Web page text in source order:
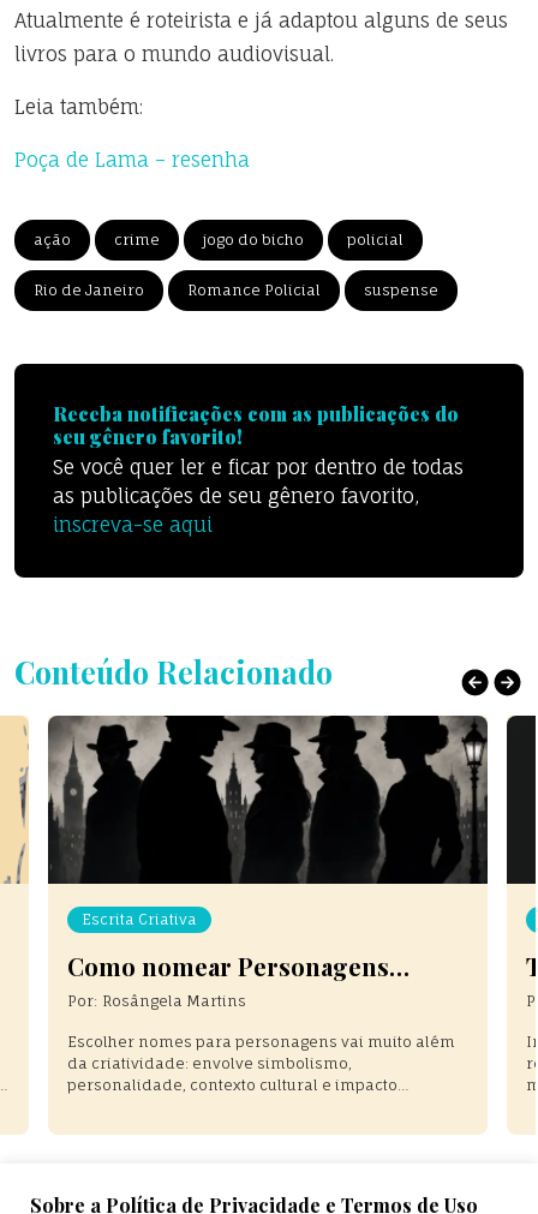
Atualmente é roteirista e já adaptou alguns de seus
livros para o mundo audiovisual.
Leia também:
Poça de Lama – resenha
ação crime jogo do bicho policial
Rio de Janeiro Romance Policial suspense
Receba notificações com as publicações do
seu gênero favorito!
Se você quer ler e ficar por dentro de todas
as publicações de seu gênero favorito,
inscreva-se aqui
Conteúdo Relacionado
Escrita Criativa
Como nomear Personagens
Inesquecíveis
Por: Rosângela Martins
Escolher nomes para personagens vai muito além
da criatividade: envolve simbolismo,
personalidade, contexto cultural e impacto
Sobre a Política de Privacidade e Termos de Uso